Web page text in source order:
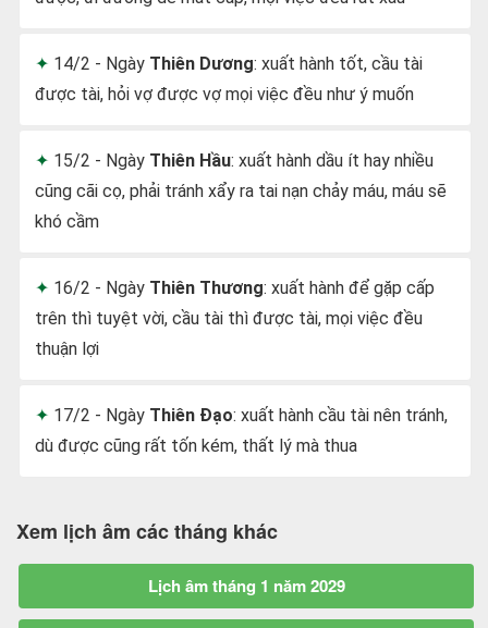
14/2 - Ngày Thiên Dương: xuất hành tốt, cầu tài
được tài, hỏi vợ được vợ mọi việc đều như ý muốn
15/2 - Ngày Thiên Hầu: xuất hành dầu ít hay nhiều
cũng cãi cọ, phải tránh xẩy ra tai nạn chảy máu, máu sẽ
khó cầm
16/2 - Ngày Thiên Thương: xuất hành để gặp cấp
trên thì tuyệt vời, cầu tài thì được tài, mọi việc đều
thuận lợi
17/2 - Ngày Thiên Đạo: xuất hành cầu tài nên tránh,
dù được cũng rất tốn kém, thất lý mà thua
Xem lịch âm các tháng khác
Lịch âm tháng 1 năm 2029